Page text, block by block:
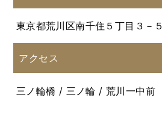
東京都荒川区南千住５丁目３－５
アクセス
三ノ輪橋 / 三ノ輪 / 荒川一中前